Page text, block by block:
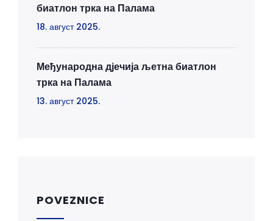
биатлон трка на Палама
18. август 2025.
Међународна дјечија љетна биатлон
трка на Палама
13. август 2025.
POVEZNICE